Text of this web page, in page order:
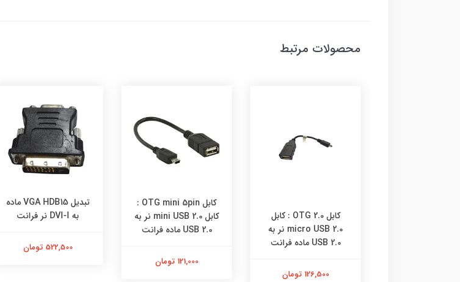
محصولات مرتبط
کابل OTG 2.0 : کابل
micro USB 2.0 نر به
USB 2.0 ماده فرانت
126,500 تومان
کابل OTG mini 5pin :
کابل mini USB 2.0 نر به
USB 2.0 ماده فرانت
121,000 تومان
تبدیل VGA HDB15 ماده
به DVI-I نر فرانت
522,500 تومان